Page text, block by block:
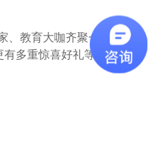
、教育大咖齐聚一堂，为您
多重惊喜好礼等待着大